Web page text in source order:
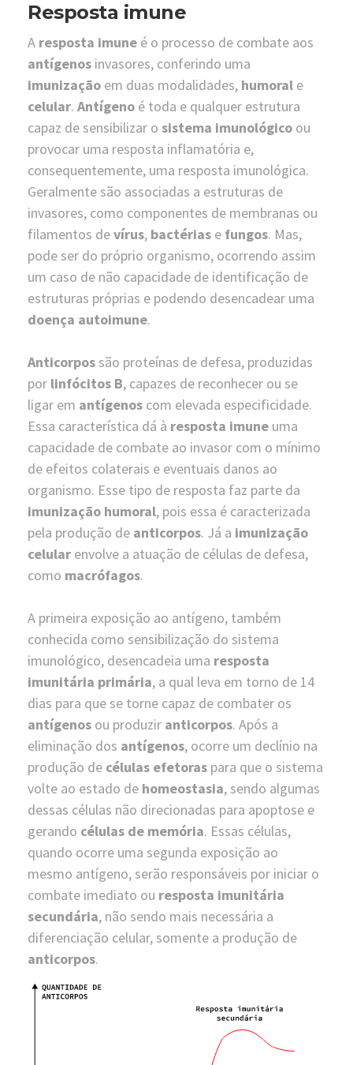
Resposta imune
A resposta imune é o processo de combate aos
antígenos invasores, conferindo uma
imunização em duas modalidades, humoral e
celular. Antígeno é toda e qualquer estrutura
capaz de sensibilizar o sistema imunológico ou
provocar uma resposta inflamatória e,
consequentemente, uma resposta imunológica.
Geralmente são associadas a estruturas de
invasores, como componentes de membranas ou
filamentos devírus, bactérias e fungos. Mas,
pode ser do próprio organismo, ocorrendo assim
um caso de não capacidade de identificação de
estruturas próprias e podendo desencadear uma
doença autoimune.
Anticorpos são proteínas de defesa, produzidas
por linfócitos B, capazes de reconhecer ou se
ligar em antígenos com elevada especificidade.
Essa característica dá à resposta imune uma
capacidade de combate ao invasor com o mínimo
de efeitos colaterais e eventuais danos ao
organismo. Esse tipo de resposta faz parte da
imunização humoral, pois essa é caracterizada
pela produção de anticorpos. Já a imunização
celular envolve a atuação de células de defesa,
como macrófagos.
A primeira exposição ao antígeno, também
conhecida como sensibilização do sistema
imunológico, desencadeia uma resposta
imunitária primária, a qual leva em torno de 14
dias para que se torne capaz de combater os
antígenos ou produzir anticorpos. Após a
eliminação dos antígenos, ocorre um declínio na
produção de células efetoras para que o sistema
volte ao estado de homeostasia, sendo algumas
dessas células não direcionadas para apoptose e
gerando células de memória. Essas células,
quando ocorre uma segunda exposição ao
mesmo antígeno, serão responsáveis por iniciar o
combate imediato ou resposta imunitária
secundária, não sendo mais necessária a
diferenciação celular, somente a produção de
anticorpos.